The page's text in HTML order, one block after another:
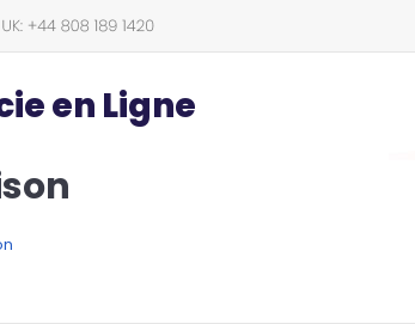
en Ligne